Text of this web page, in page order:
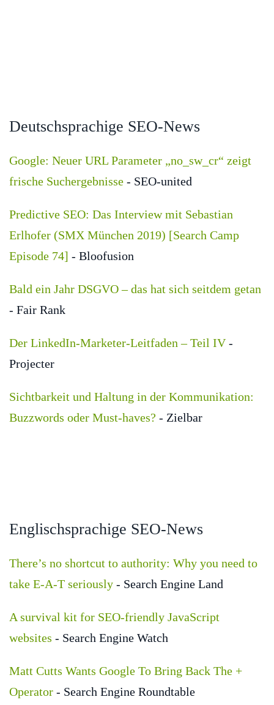
Deutschsprachige SEO-News
Google: Neuer URL Parameter „no_sw_cr“ zeigt
frische Suchergebnisse - SEO-united
Predictive SEO: Das Interview mit Sebastian
Erlhofer (SMX München 2019) [Search Camp
Episode 74] - Bloofusion
Bald ein Jahr DSGVO – das hat sich seitdem getan
- Fair Rank
Der LinkedIn-Marketer-Leitfaden – Teil IV-
Projecter
Sichtbarkeit und Haltung in der Kommunikation:
Buzzwords oder Must-haves? - Zielbar
Englischsprachige SEO-News
There’s no shortcut to authority: Why you need to
take E-A-T seriously - Search Engine Land
A survival kit for SEO-friendly JavaScript
websites - Search Engine Watch
Matt Cutts Wants Google To Bring Back The +
Operator - Search Engine Roundtable